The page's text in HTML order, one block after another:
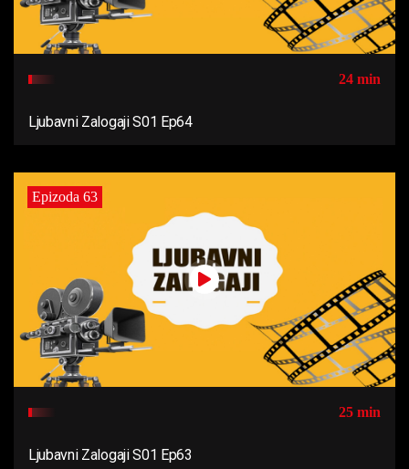
24 min
Ljubavni Zalogaji S01 Ep64
Epizoda 63
25 min
Ljubavni Zalogaji S01 Ep63